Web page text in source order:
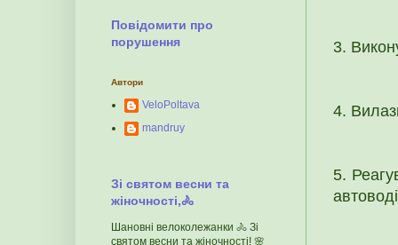
3.
4.
5.
Повідомити про
порушення
Автори
VeloPoltava
mandruy
Зі святом весни та
жіночності,🚴
Шановні велоколежанки 🚴 Зі
святом весни та жіночності! 🌸